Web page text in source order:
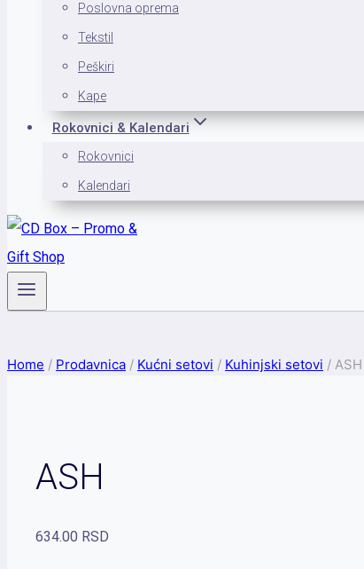
Poslovna oprema
Tekstil
Peškiri
Kape
Rokovnici & Kalendari
Rokovnici
Kalendari
Home / Prodavnica / Kućni setovi / Kuhinjski setovi / ASH
ASH
634.00 RSD